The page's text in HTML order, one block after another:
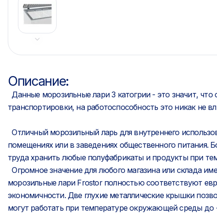
Описание:
Данные морозильные лари 3 катогрии - это значит,
транспортировки, на работоспособность это никак не
Отличный морозильный ларь для внутреннего
помещениях или в заведениях общественного питания.
труда хранить любые полуфабрикаты и продукты при
Огромное значение для любого магазина или склада
морозильные лари Frostor полностью соответствуют
экономичности. Две глухие металлические крышки
могут работать при температуре окружающей среды до